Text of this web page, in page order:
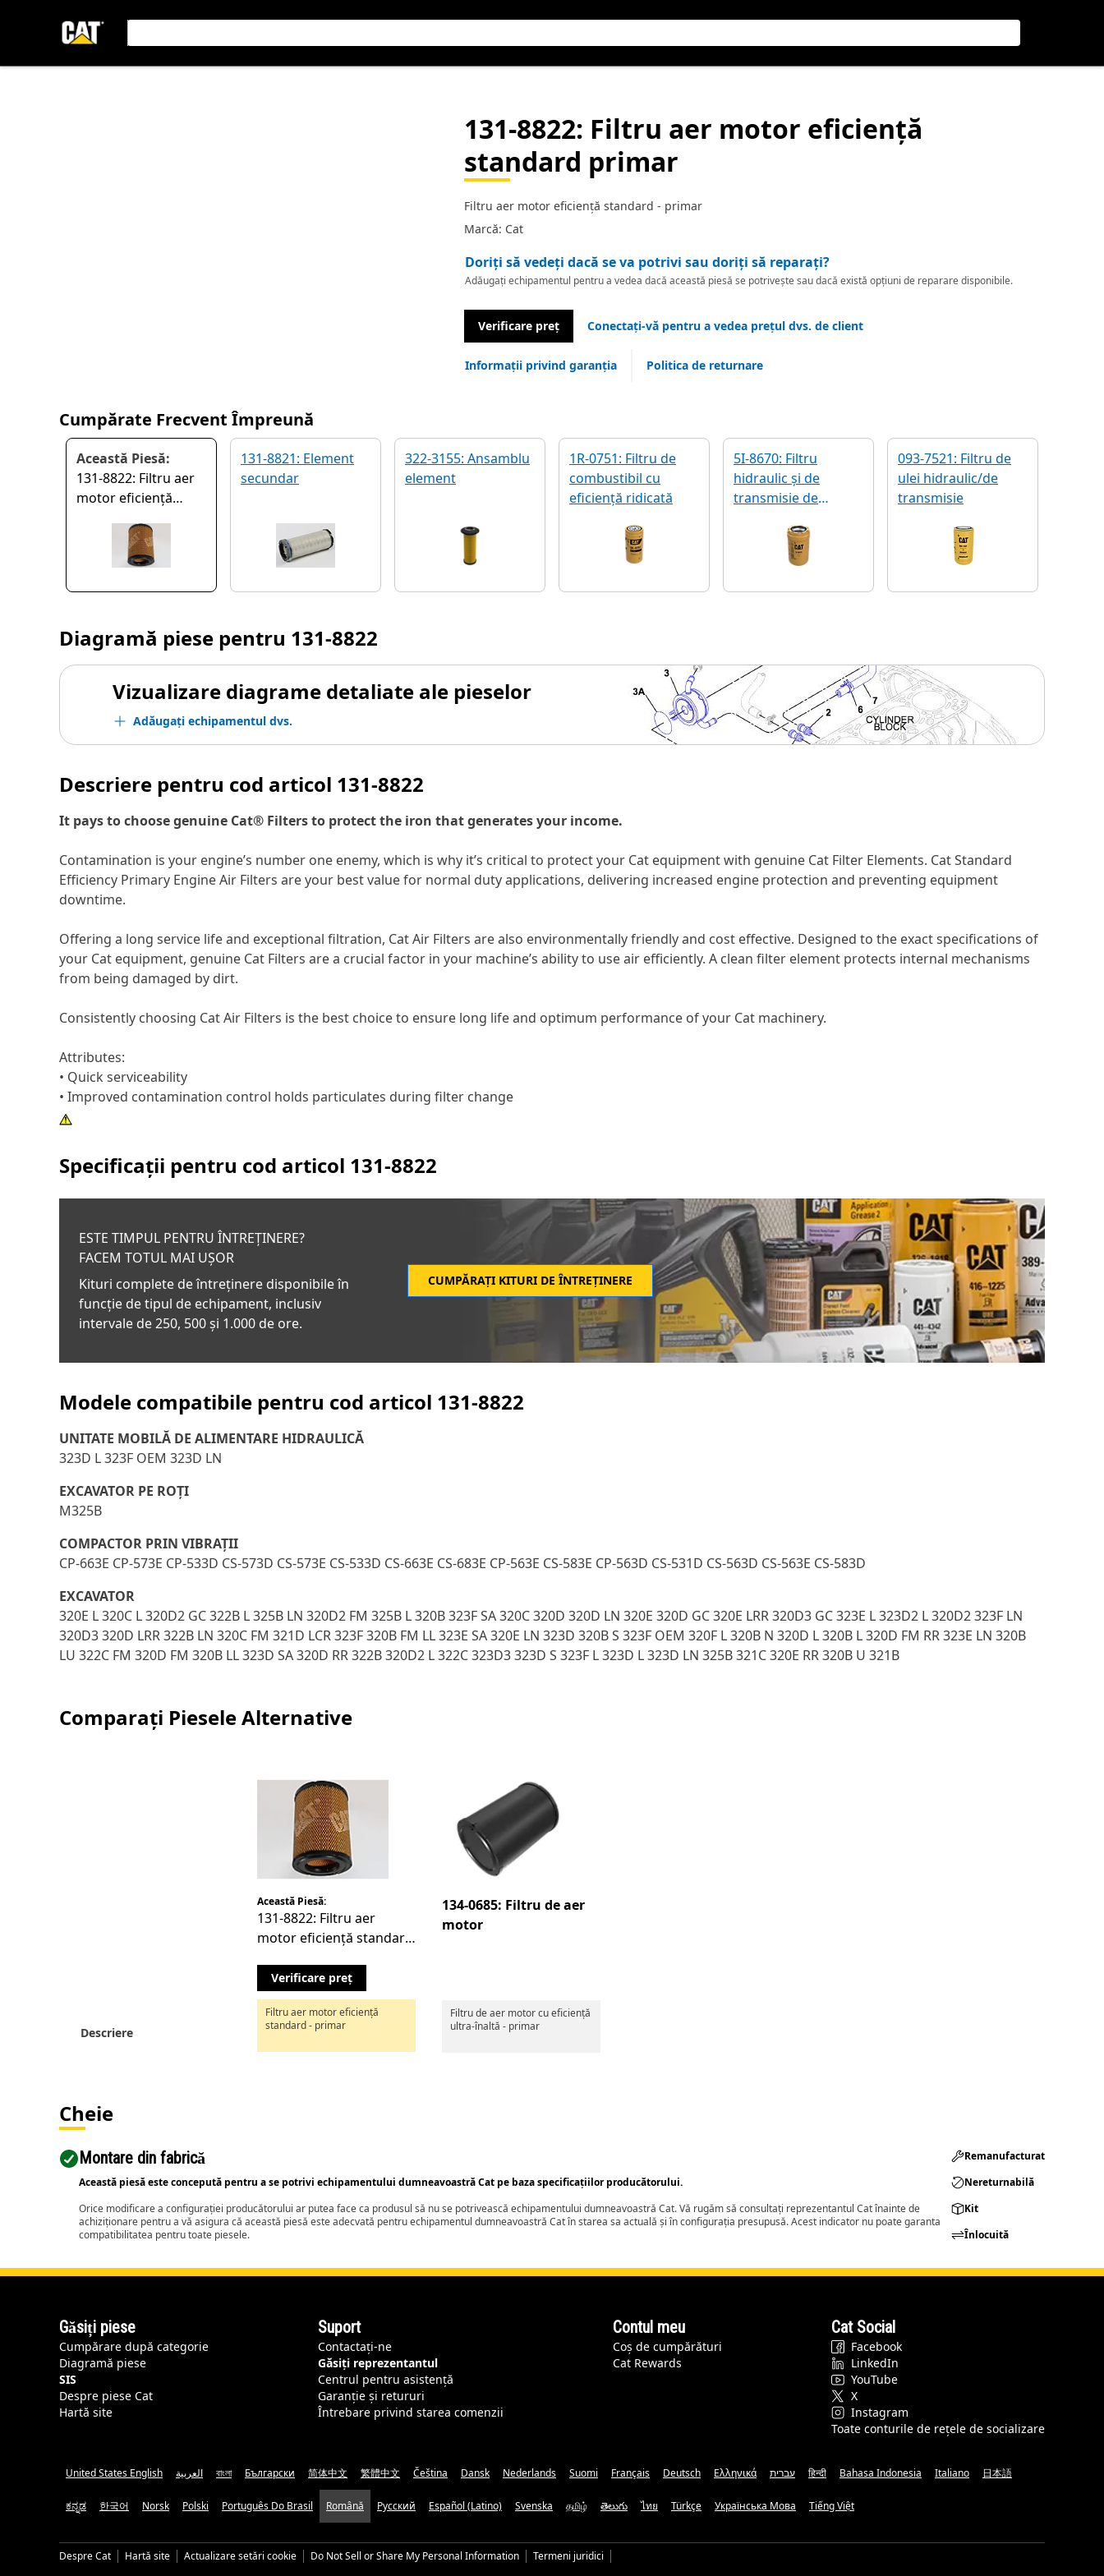
131-8822: Filtru aer motor eficiență
standard primar
Filtru aer motor eficiență standard - primar
Marcă: Cat
Doriți să vedeți dacă se va potrivi sau doriți să reparați?
Adăugați echipamentul pentru a vedea dacă această piesă se potrivește sau dacă există opțiuni de reparare disponibile.
Verificare preț Conectați-vă pentru a vedea prețul dvs. de client
Informații privind garanția Politica de returnare
Cumpărate Frecvent Împreună
Această Piesă:
131-8822: Filtru aer
motor eficiență
131-8821: Element
secundar
322-3155: Ansamblu
element
1R-0751: Filtru de
combustibil cu
eficiență ridicată
5I-8670: Filtru
hidraulic și de
transmisie de
093-7521: Filtru de
ulei hidraulic/de
transmisie
Diagramă piese pentru 131-8822
Vizualizare diagrame detaliate ale pieselor
Adăugați echipamentul dvs.
Descriere pentru cod articol 131-8822
It pays to choose genuine Cat® Filters to protect the iron that generates your income.
Contamination is your engine’s number one enemy, which is why it’s critical to protect your Cat equipment with genuine Cat Filter Elements. Cat Standard
Efficiency Primary Engine Air Filters are your best value for normal duty applications, delivering increased engine protection and preventing equipment
downtime.
Offering a long service life and exceptional filtration, Cat Air Filters are also environmentally friendly and cost effective. Designed to the exact specifications of
your Cat equipment, genuine Cat Filters are a crucial factor in your machine’s ability to use air efficiently. A clean filter element protects internal mechanisms
from being damaged by dirt.
Consistently choosing Cat Air Filters is the best choice to ensure long life and optimum performance of your Cat machinery.
Attributes:
• Quick serviceability
• Improved contamination control holds particulates during filter change
Specificații pentru cod articol 131-8822
ESTE TIMPUL PENTRU ÎNTREȚINERE?
FACEM TOTUL MAI UȘOR
Kituri complete de întreținere disponibile în
funcție de tipul de echipament, inclusiv
intervale de 250, 500 și 1.000 de ore.
CUMPĂRAȚI KITURI DE ÎNTREȚINERE
Modele compatibile pentru cod articol 131-8822
UNITATE MOBILĂ DE ALIMENTARE HIDRAULICĂ
323D L 323F OEM 323D LN
EXCAVATOR PE ROŢI
M325B
COMPACTOR PRIN VIBRAŢII
CP-663E CP-573E CP-533D CS-573D CS-573E CS-533D CS-663E CS-683E CP-563E CS-583E CP-563D CS-531D CS-563D CS-563E CS-583D
EXCAVATOR
320E L 320C L 320D2 GC 322B L 325B LN 320D2 FM 325B L 320B 323F SA 320C 320D 320D LN 320E 320D GC 320E LRR 320D3 GC 323E L 323D2 L 320D2 323F LN
320D3 320D LRR 322B LN 320C FM 321D LCR 323F 320B FM LL 323E SA 320E LN 323D 320B S 323F OEM 320F L 320B N 320D L 320B L 320D FM RR 323E LN 320B
LU 322C FM 320D FM 320B LL 323D SA 320D RR 322B 320D2 L 322C 323D3 323D S 323F L 323D L 323D LN 325B 321C 320E RR 320B U 321B
Comparați Piesele Alternative
Descriere
Această Piesă:
131-8822: Filtru aer
motor eficiență standard
Verificare preț
Filtru aer motor eficiență
standard - primar
134-0685: Filtru de aer
motor
Filtru de aer motor cu eficiență
ultra-înaltă - primar
Cheie
Montare din fabrică
Această piesă este concepută pentru a se potrivi echipamentului dumneavoastră Cat pe baza specificațiilor producătorului.
Orice modificare a configurației producătorului ar putea face ca produsul să nu se potrivească echipamentului dumneavoastră Cat. Vă rugăm să consultați reprezentantul Cat înainte de
achiziționare pentru a vă asigura că această piesă este adecvată pentru echipamentul dumneavoastră Cat în starea sa actuală și în configurația presupusă. Acest indicator nu poate garanta
compatibilitatea pentru toate piesele.
Remanufacturat​
Nereturnabilă
Kit
Înlocuită
Găsiți piese
Cumpărare după categorie
Diagramă piese
SIS
Despre piese Cat
Hartă site
Suport
Contactați-ne
Găsiți reprezentantul
Centrul pentru asistență
Garanție și retururi
Întrebare privind starea comenzii
Contul meu
Coș de cumpărături
Cat Rewards
Cat Social
Facebook
LinkedIn
YouTube
X
Instagram
Toate conturile de rețele de socializare
United States English العربية বাংলা Български 简体中文 繁體中文 Čeština Dansk Nederlands Suomi Français Deutsch Ελληνικά עברית हिन्दी Bahasa Indonesia Italiano 日本語
ಕನ್ನಡ 한국어 Norsk Polski Português Do Brasil Română Русский Español (Latino) Svenska தமிழ் తెలుగు ไทย Türkçe Українська Мова Tiếng Việt
Despre Cat Hartă site Actualizare setări cookie Do Not Sell or Share My Personal Information Termeni juridici